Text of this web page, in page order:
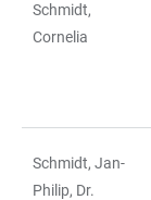
Schmidt,
Cornelia
Schmidt, Jan-
Philip, Dr.